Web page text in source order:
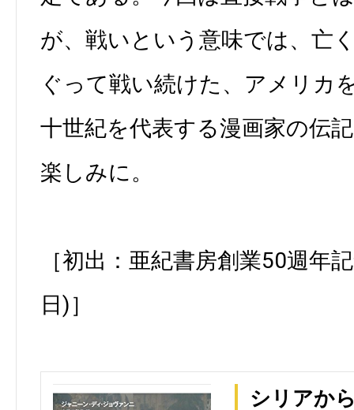
が、戦いという意味では、亡
ぐって戦い続けた、アメリカ
十世紀を代表する漫画家の伝
楽しみに。
［初出：亜紀書房創業50週年
日)］
シリアか